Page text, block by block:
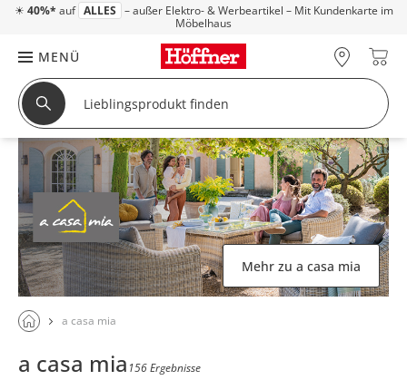
☀ 40%* auf ALLES – außer Elektro- & Werbeartikel – Mit Kundenkarte im
Möbelhaus
MENÜ
Mehr zu a casa mia
a casa mia
a casa mia 156 Ergebnisse